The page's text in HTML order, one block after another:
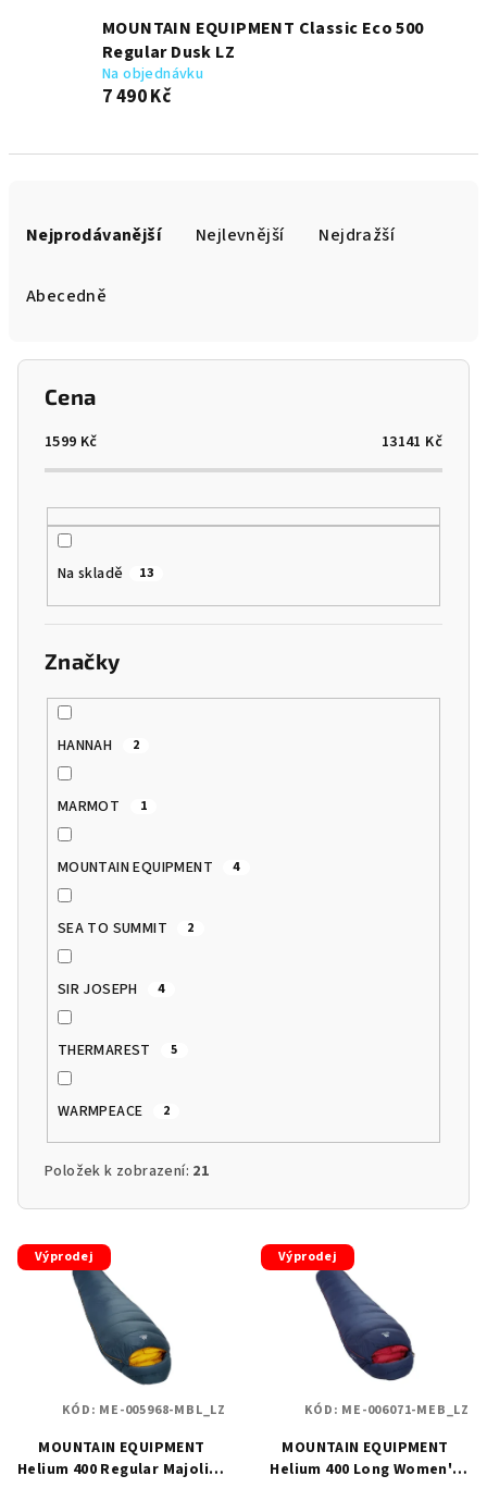
MOUNTAIN EQUIPMENT Classic Eco 500
Regular Dusk LZ
Na objednávku
7 490 Kč
Nejprodávanější Nejlevnější Nejdražší
Abecedně
Cena
1599 Kč 13141 Kč
Na skladě 13
Značky
HANNAH 2
MARMOT 1
MOUNTAIN EQUIPMENT 4
SEA TO SUMMIT 2
SIR JOSEPH 4
THERMAREST 5
WARMPEACE 2
Položek k zobrazení: 21
V
ý Výprodej
MOUNTAIN EQUIPMENT
Helium 400 Regular Majolica
KÓD: ME-005968-MBL_LZ
Výprodej
MOUNTAIN EQUIPMENT
Helium 400 Long Women's
KÓD: ME-006071-MEB_LZ